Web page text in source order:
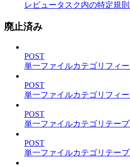
レビュータスク内の特定規
廃止済み
POST
単一ファイルカテゴリフィ
POST
単一ファイルカテゴリフィ
POST
単一ファイルカテゴリテー
POST
単一ファイルカテゴリテー